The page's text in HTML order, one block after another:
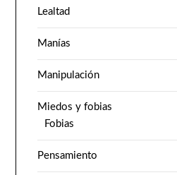
Lealtad
Manías
Manipulación
Miedos y fobias
Fobias
Pensamiento